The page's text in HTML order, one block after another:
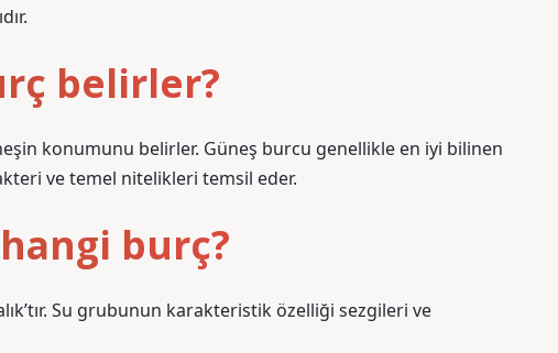
belirler?
konumunu belirler. Güneş burcu genellikle en iyi bilinen
ve temel nitelikleri temsil eder.
burç?
Su grubunun karakteristik özelliği sezgileri ve